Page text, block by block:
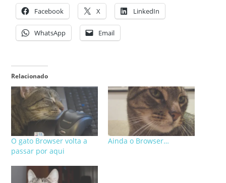
Facebook X LinkedIn
WhatsApp Email
Relacionado
O gato Browser volta a
passar por aqui
Ainda o Browser…